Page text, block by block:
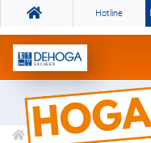
Hotline
Informationen